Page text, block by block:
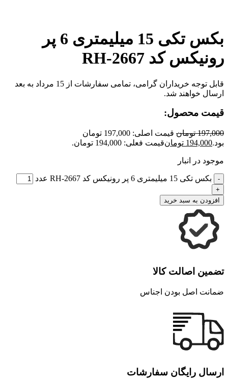
بکس تکی 15 میلیمتری 6 پر
رونیکس کد RH-2667
قابل توجه خریداران گرامی، تمامی سفارشات از 15 مرداد به بعد
ارسال خواهند شد.
قیمت محصول:
197,000 تومان
قیمت اصلی: 197,000 تومان
بود.194,000 تومانقیمت فعلی: 194,000 تومان.
موجود در انبار
بکس تکی 15 میلیمتری 6 پر رونیکس کد RH-2667 عدد
افزودن به سبد خرید
تضمین اصالت کالا
ضمانت اصل بودن اجناس
ارسال رایگان سفارشات